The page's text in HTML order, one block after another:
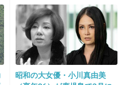
い。
+529 -15
昭和の大女優・小川真由美